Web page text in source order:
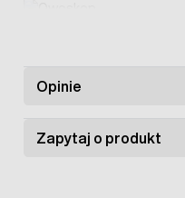
wykorzystuje
otworem
Opinie
Zapytaj o produkt